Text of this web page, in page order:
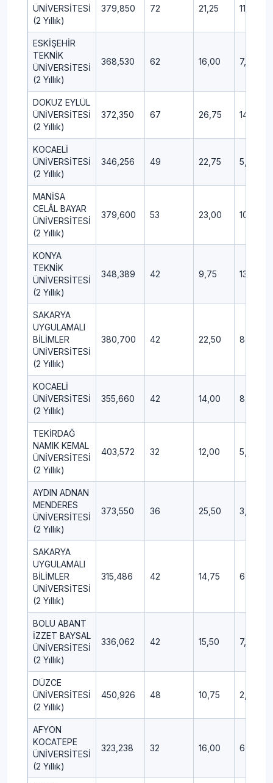
ÜNİVERSİTESİ
(2 Yıllık)
379,850 72 21,25 11,25
ESKİŞEHİR
TEKNİK
ÜNİVERSİTESİ
(2 Yıllık)
368,530 62 16,00 7,00
DOKUZ EYLÜL
ÜNİVERSİTESİ
(2 Yıllık)
372,350 67 26,75 14,75
KOCAELİ
ÜNİVERSİTESİ
(2 Yıllık)
346,256 49 22,75 5,50
MANİSA
CELÂL BAYAR
ÜNİVERSİTESİ
(2 Yıllık)
379,600 53 23,00 10,25
KONYA
TEKNİK
ÜNİVERSİTESİ
(2 Yıllık)
348,389 42 9,75 13,50
SAKARYA
UYGULAMALI
BİLİMLER
ÜNİVERSİTESİ
(2 Yıllık)
380,700 42 22,50 8,00
KOCAELİ
ÜNİVERSİTESİ
(2 Yıllık)
355,660 42 14,00 8,25
TEKİRDAĞ
NAMIK KEMAL
ÜNİVERSİTESİ
(2 Yıllık)
403,572 32 12,00 5,00
AYDIN ADNAN
MENDERES
ÜNİVERSİTESİ
(2 Yıllık)
373,550 36 25,50 3,00
SAKARYA
UYGULAMALI
BİLİMLER
ÜNİVERSİTESİ
(2 Yıllık)
315,486 42 14,75 6,75
BOLU ABANT
İZZET BAYSAL
ÜNİVERSİTESİ
(2 Yıllık)
336,062 42 15,50 7,50
DÜZCE
ÜNİVERSİTESİ
(2 Yıllık)
450,926 48 10,75 2,50
AFYON
KOCATEPE
ÜNİVERSİTESİ
(2 Yıllık)
323,238 32 16,00 6,50